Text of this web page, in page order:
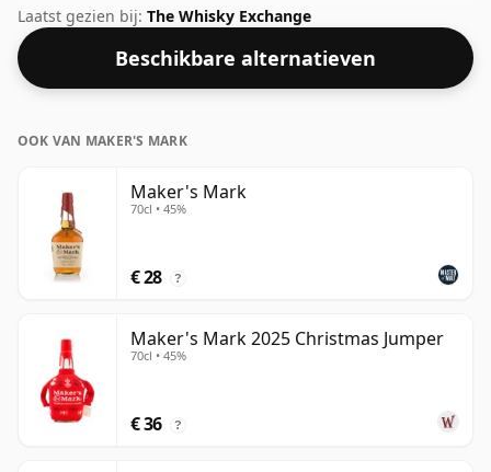
gebotteld te zien met een alcoholpercentage van 45%,
deze wordt geleverd in de normale maat van 75cl.
Laatst gezien bij: The Whisky Exchange
Beschikbare alternatieven
OOK VAN MAKER'S MARK
Maker's Mark
70cl • 45%
€ 28 ?
Maker's Mark 2025 Christmas Jumper
70cl • 45%
€ 36 ?